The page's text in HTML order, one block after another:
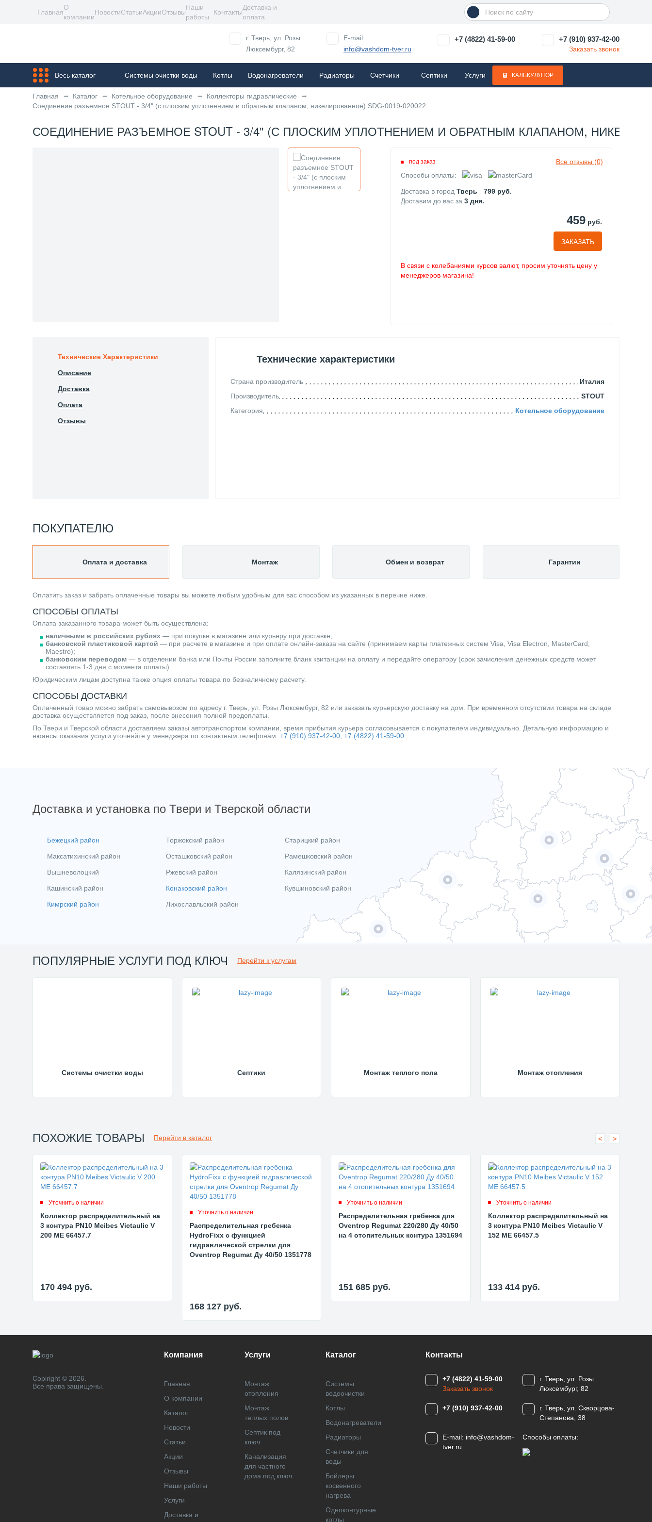
Главная
О
компании
НовостиСтатьиАкцииОтзывы
Наши
работы
Контакты
Доставка и
оплата
г. Тверь, ул. Розы
Люксембург, 82
E-mail:
info@vashdom-tver.ru
+7 (4822) 41-59-00 +7 (910) 937-42-00
Заказать звонок
Весь каталог Системы очистки воды Котлы Водонагреватели Радиаторы Cчетчики Септики Услуги КАЛЬКУЛЯТОР
Главная Каталог Котельное оборудование
Коллекторы гидравлические
Соединение разъемное STOUT - 3/4" (с плоским уплотнением и обратным клапаном, никелированное) SDG-0019-020022
СОЕДИНЕНИЕ РАЗЪЕМНОЕ STOUT - 3/4" (С ПЛОСКИМ УПЛОТНЕНИЕМ И ОБРАТНЫМ КЛАПАНОМ,
Все отзывы (0)
под заказ
Способы оплаты:
Доставка в город Тверь - 799 руб.
Доставим до вас за 3 дня.
459руб.
ЗАКАЗАТЬ
В связи с колебаниями курсов валют, просим уточнять цену у
менеджеров магазина!
Технические Характеристики Технические характеристики
Страна производитель
Италия
Производитель
STOUT
Категория
Котельное оборудование
Описание
Доставка
Оплата
Отзывы
ПОКУПАТЕЛЮ
Оплата и доставка
Оплатить заказ и забрать оплаченные товары вы можете любым удобным для вас способом из указанных в перечне ниже.
СПОСОБЫ ОПЛАТЫ
Оплата заказанного товара может быть осуществлена:
наличными в российских рублях — при покупке в магазине или курьеру при доставке;
банковской пластиковой картой — при расчете в магазине и при оплате онлайн-заказа на сайте (принимаем карты платежных систем Visa, Visa Electron, MasterCard,
Maestro);
банковским переводом — в отделении банка или Почты России заполните бланк квитанции на оплату и передайте оператору (срок зачисления денежных средств может
составлять 1-3 дня с момента оплаты).
Юридическим лицам доступна также опция оплаты товара по безналичному расчету.
СПОСОБЫ ДОСТАВКИ
Оплаченный товар можно забрать самовывозом по адресу г. Тверь, ул. Розы Люксембург, 82 или заказать курьерскую доставку на дом. При временном отсутствии товара на складе
доставка осуществляется под заказ, после внесения полной предоплаты.
По Твери и Тверской области доставляем заказы автотранспортом компании, время прибытия курьера согласовывается с покупателем индивидуально. Детальную информацию и
нюансы оказания услуги уточняйте у менеджера по контактным телефонам:+7 (910) 937-42-00 ,+7 (4822) 41-59-00
Монтаж Обмен и возврат Гарантии
Доставка и установка по Твери и Тверской области
Бежецкий район
Максатихинский район
Вышневолоцкий
Кашинский район
Кимрский район
Торжокский район
Осташковский район
Ржевский район
Конаковский район
Лихославльский район
Старицкий район
Рамешковский район
Калязинский район
Кувшиновский район
ПОПУЛЯРНЫЕ УСЛУГИ ПОД КЛЮЧ Перейти к услугам
Системы очистки воды Септики Монтаж теплого пола Монтаж отопления
ПОХОЖИЕ ТОВАРЫ Перейти в каталог
Уточнить о наличии
Коллектор распределительный на
3 контура PN10 Meibes Victaulic V
200 ME 66457.7
170 494 руб.
Уточнить о наличии
Распределительная гребенка
HydroFixx с функцией
гидравлической стрелки для
Oventrop Regumat Ду 40/50 1351778
168 127 руб.
Уточнить о наличии
Распределительная гребенка для
Oventrop Regumat 220/280 Ду 40/50
на 4 отопительных контура 1351694
151 685 руб.
Уточнить о наличии
Коллектор распределительный на
3 контура PN10 Meibes Victaulic V
152 ME 66457.5
133 414 руб.
< >
Copiright © 2026.
Все права защищены.
Компания
Главная
О компании
Каталог
Новости
Статьи
Акции
Отзывы
Наши работы
Услуги
Доставка и
Услуги
Монтаж
отопления
Монтаж
теплых полов
Септик под
ключ
Канализация
для частного
дома под ключ
Каталог
Системы
водоочистки
Котлы
Водонагреватели
Радиаторы
Cчетчики для
воды
Бойлеры
косвенного
нагрева
Одноконтурные
котлы
Контакты
+7 (4822) 41-59-00
Заказать звонок
г. Тверь, ул. Розы
Люксембург, 82
+7 (910) 937-42-00
г. Тверь, ул. Скворцова-
Степанова, 38
E-mail: info@vashdom-
tver.ru
Способы оплаты: